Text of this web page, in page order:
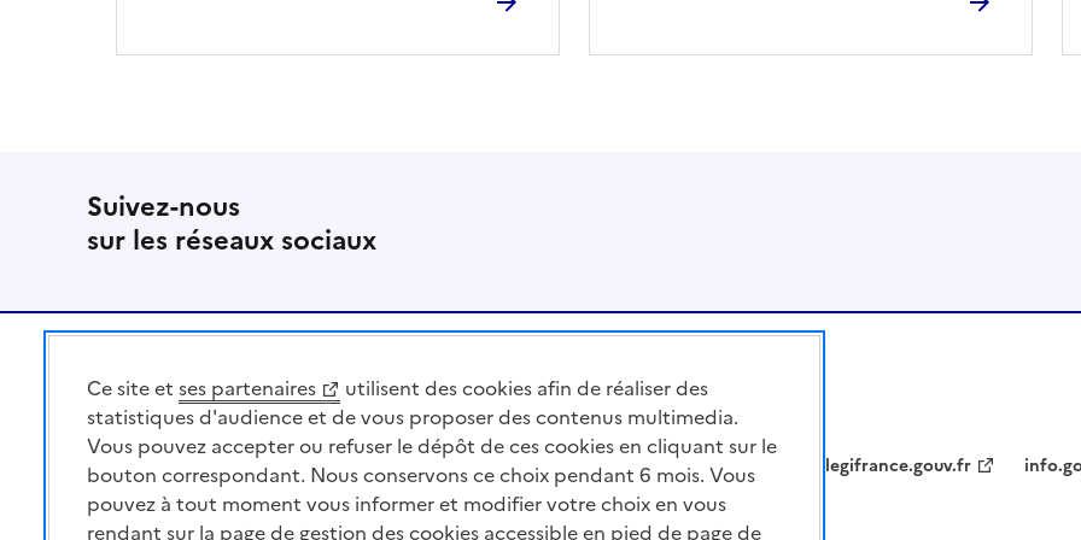
Suivez-nous
sur les réseaux sociaux
Pied de page
MINISTÈRE
DE L'AGRICULTURE
DE L'AGRO-ALIMENTAIRE
ET DE LA SOUVERAINETÉ
ALIMENTAIRE
legifrance.gouv.fr
Ce site et ses partenaires
utilisent des cookies afin de réaliser des
statistiques d'audience et de vous proposer des contenus multimedia.
Vous pouvez accepter ou refuser le dépôt de ces cookies en cliquant sur le
bouton correspondant. Nous conservons ce choix pendant 6 mois. Vous
pouvez à tout moment vous informer et modifier votre choix en vous
rendant sur la page de gestion des cookies accessible en pied de page de